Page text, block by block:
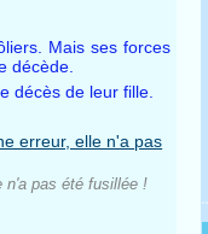
Mais ses forces
décède.
décès de leur fille.
n'a pas été fusillée !